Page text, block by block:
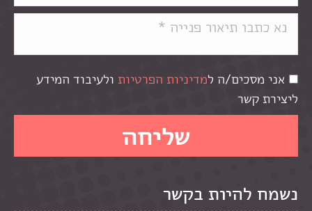
אני מסכים/ה למדיניות הפרטיות ולעיבוד המידע
ליצירת קשר
נשמח להיות בקשר